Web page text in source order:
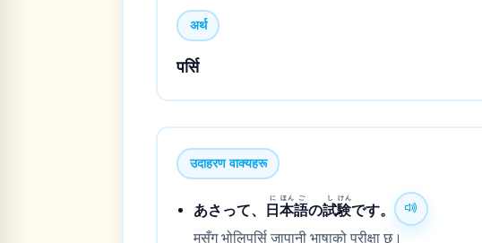
अर्थ
पर्सि
उदाहरण वाक्यहरू
あさって、 日
に
本
ほん
語
ご
の試
し
験
けん
です。
मसँग भोलिपर्सि जापानी भाषाको परीक्षा छ।